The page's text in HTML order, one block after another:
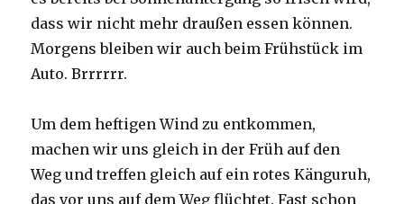
dass wir nicht mehr draußen essen können.
Morgens bleiben wir auch beim Frühstück im
Auto. Brrrrrr.
Um dem heftigen Wind zu entkommen,
machen wir uns gleich in der Früh auf den
Weg und treffen gleich auf ein rotes Känguruh,
das vor uns auf dem Weg flüchtet. Fast schon